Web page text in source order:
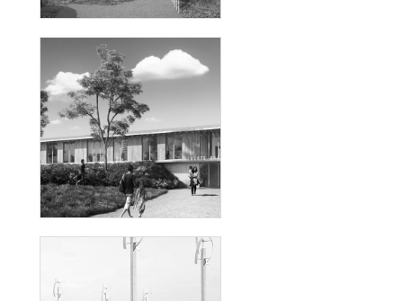
MALESHERBOIS